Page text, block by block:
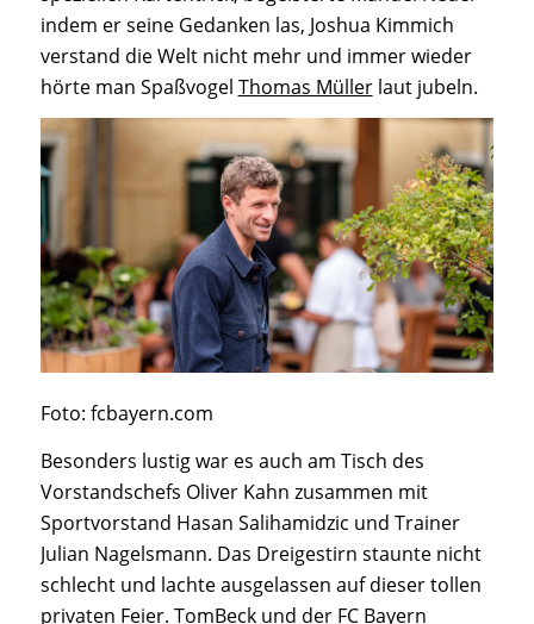
indem er seine Gedanken las, Joshua Kimmich
verstand die Welt nicht mehr und immer wieder
hörte man Spaßvogel Thomas Müllerlaut jubeln.
Foto: fcbayern.com
Besonders lustig war es auch am Tisch des
Vorstandschefs Oliver Kahn zusammen mit
Sportvorstand Hasan Salihamidzic und Trainer
Julian Nagelsmann. Das Dreigestirn staunte nicht
schlecht und lachte ausgelassen auf dieser tollen
privaten Feier. TomBeck und der FC Bayern